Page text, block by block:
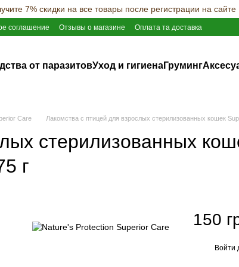
7% скидки на все товары после регистрации на сайте
соглашение Отзывы о магазине Оплата та доставка
от паразитовУход и гигиенаГруминг
Care Лакомства с птицей для взрослых стерилизованных кошек
стерилизованных
г
150
Войти